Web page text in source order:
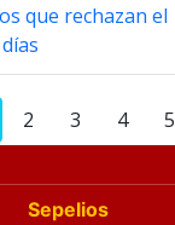
que rechazan el
2 3 4 5
Sepelios